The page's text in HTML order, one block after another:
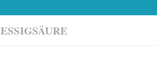
ESSIGSÄURE